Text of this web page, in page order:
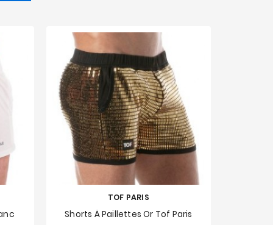
TOF PARIS
Shorts À Paillettes Or Tof Paris